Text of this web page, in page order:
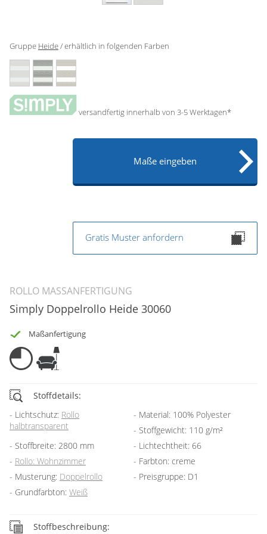
Gardinenstange
Panneaux
Gruppe Heide/ erhältlich in folgenden Farben
ROLLO MASSANFERTIGUNG
Simply Doppelrollo Heide 30060
Maßanfertigung
Stoffdetails:
Lichtschutz: Rollo
halbtransparent
Material: 100% Polyester
Stoffgewicht: 110 g/m²
Stoffbreite: 2800 mm
Lichtechtheit: 66
Rollo: Wohnzimmer
Farbton: creme
Musterung: Doppelrollo
Preisgruppe: D1
Grundfarbton: Weiß
Stoffbeschreibung:
versandfertig innerhalb von 3-5 Werktagen*
Maße eingeben
Gratis Muster anfordern